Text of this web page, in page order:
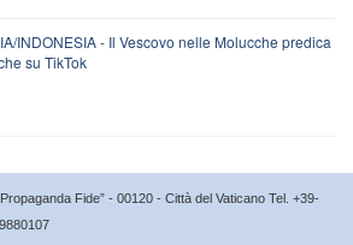
INDONESIA - Il Vescovo nelle Molucche predica
su TikTok
Fide” - 00120 - Città del Vaticano Tel. +39-